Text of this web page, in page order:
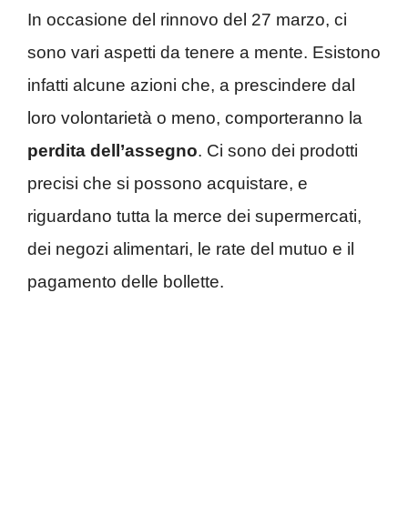
In occasione del rinnovo del 27 marzo, ci
sono vari aspetti da tenere a mente. Esistono
infatti alcune azioni che, a prescindere dal
loro volontarietà o meno, comporteranno la
perdita dell’assegno. Ci sono dei prodotti
precisi che si possono acquistare, e
riguardano tutta la merce dei supermercati,
dei negozi alimentari, le rate del mutuo e il
pagamento delle bollette.